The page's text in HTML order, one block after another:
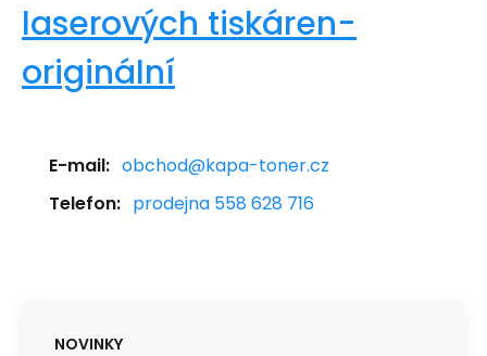
laserových tiskáren-
originální
E-mail: obchod@kapa-toner.cz
Telefon: prodejna 558 628 716
NOVINKY